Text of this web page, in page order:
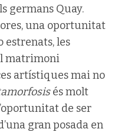
germans Quay.
una oportunitat
estrenats, les
matrimoni
artístiques mai no
és molt
de ser
gran posada en